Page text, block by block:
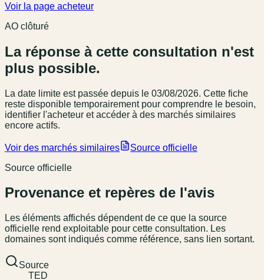
Voir la page acheteur
AO clôturé
La réponse à cette consultation n'est
plus possible.
La date limite est passée depuis le 03/08/2026. Cette fiche
reste disponible temporairement pour comprendre le besoin,
identifier l'acheteur et accéder à des marchés similaires
encore actifs.
Voir des marchés similaires
Source officielle
Source officielle
Provenance et repères de l'avis
Les éléments affichés dépendent de ce que la source
officielle rend exploitable pour cette consultation. Les
domaines sont indiqués comme référence, sans lien sortant.
Source
TED